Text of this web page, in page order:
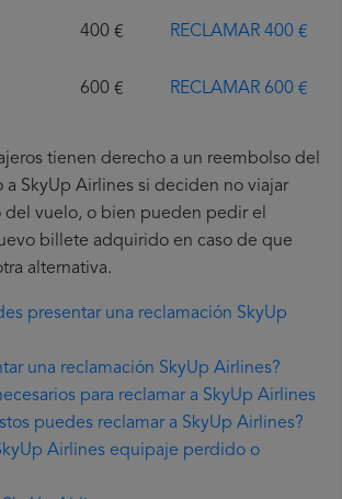
400 € RECLAMAR 400 €
600 € RECLAMAR 600 €
tienen derecho a un reembolso del
SkyUp Airlines si deciden no viajar
del vuelo, o bien pueden pedir el
billete adquirido en caso de que
alternativa.
presentar una reclamación SkyUp
una reclamación SkyUp Airlines?
para reclamar a SkyUp Airlines
puedes reclamar a SkyUp Airlines?
Airlines equipaje perdido o